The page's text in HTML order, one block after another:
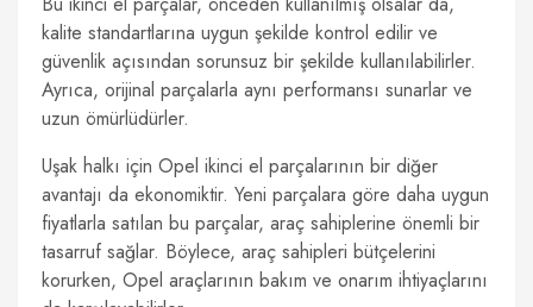
kalite standartlarına uygun şekilde kontrol edilir ve
güvenlik açısından sorunsuz bir şekilde kullanılabilirler.
Ayrıca, orijinal parçalarla aynı performansı sunarlar ve
uzun ömürlüdürler.
Uşak halkı için Opel ikinci el parçalarının bir diğer
avantajı da ekonomiktir. Yeni parçalara göre daha uygun
fiyatlarla satılan bu parçalar, araç sahiplerine önemli bir
tasarruf sağlar. Böylece, araç sahipleri bütçelerini
korurken, Opel araçlarının bakım ve onarım ihtiyaçlarını